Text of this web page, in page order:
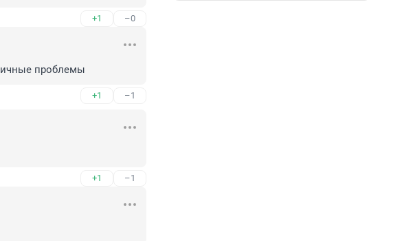
+1 –0
проблемы
+1 –1
+1 –1